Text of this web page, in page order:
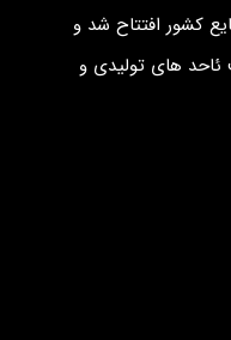
کشور افتتاح شد و
ئاحد های تولیدی و